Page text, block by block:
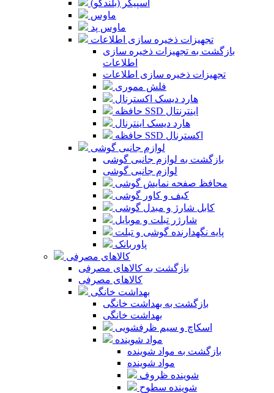
اسپیکر (بلندگو)
ماوس
ماوس پد
تجهیزات ذخیره سازی اطلاعات
بازگشت به تجهیزات ذخیره سازی
اطلاعات
تجهیزات ذخیره سازی اطلاعات
فلش مموری
هارد دیسک اکسترنال
حافظه SSD اینترنتال
هارد دیسک اینترنال
حافظه SSD اکسترنال
لوازم جانبی گوشی
بازگشت به لوازم جانبی گوشی
لوازم جانبی گوشی
محافظ صفحه نمایش گوشی
کیف و کاور گوشی
کابل شارژ و مبدل گوشی
شارژر تبلت و موبایل
پایه نگهدارنده گوشی و تبلت
پاوربانک
کالاهای مصرفی
بازگشت به کالاهای مصرفی
کالاهای مصرفی
بهداشت خانگی
بازگشت به بهداشت خانگی
بهداشت خانگی
اسکاچ و سیم ظرفشویی
مواد شوینده
بازگشت به مواد شوینده
مواد شوینده
شوینده ظروف
شوینده سطوح